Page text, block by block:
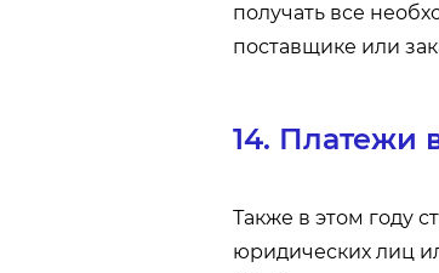
получать все
поставщике или
14. Платежи
Также в этом году
юридических лиц